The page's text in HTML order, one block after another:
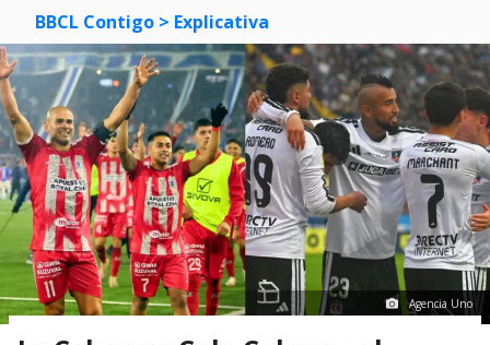
BBCL Contigo > Explicativa
Agencia Uno